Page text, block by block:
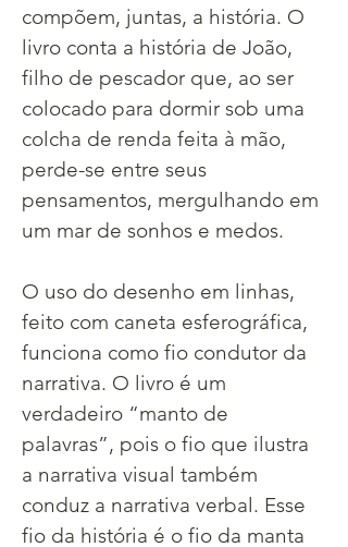
compõem, juntas, a história. O
livro conta a história de João,
filho de pescador que, ao ser
colocado para dormir sob uma
colcha de renda feita à mão,
perde-se entre seus
pensamentos, mergulhando em
um mar de sonhos e medos.
O uso do desenho em linhas,
feito com caneta esferográfica,
funciona como fio condutor da
narrativa. O livro é um
verdadeiro “manto de
palavras”, pois o fio que ilustra
a narrativa visual também
conduz a narrativa verbal. Esse
fio da história é o fio da manta